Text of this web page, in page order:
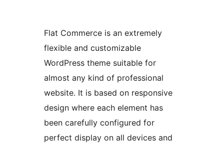
Flat Commerce is an extremely
flexible and customizable
WordPress theme suitable for
almost any kind of professional
website. It is based on responsive
design where each element has
been carefully configured for
perfect display on all devices and